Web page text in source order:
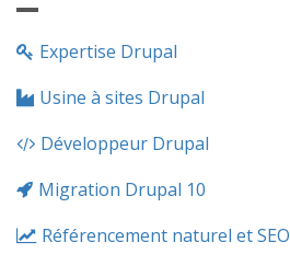
Expertise Drupal
Usine à sites Drupal
Développeur Drupal
Migration Drupal 10
Référencement naturel et SEO